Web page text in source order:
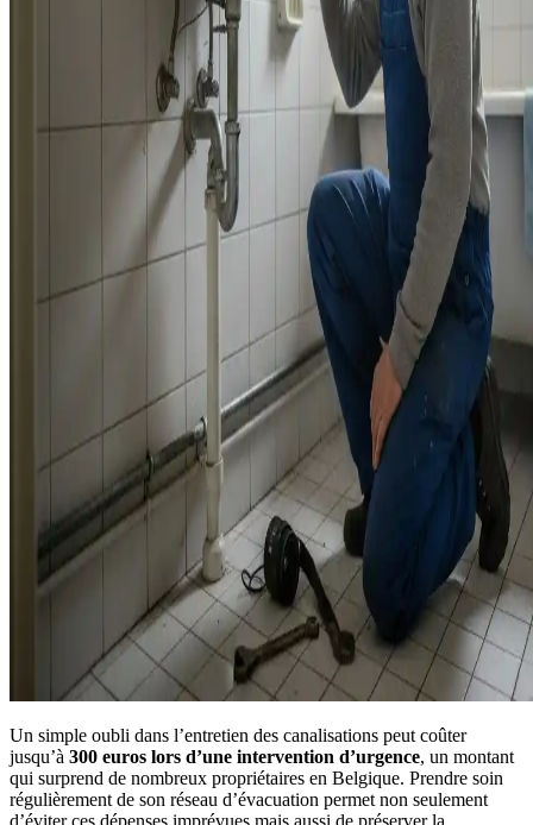
Un simple oubli dans l’entretien des canalisations peut coûter
jusqu’à 300 euros lors d’une intervention d’urgence, un montant
qui surprend de nombreux propriétaires en Belgique. Prendre soin
régulièrement de son réseau d’évacuation permet non seulement
d’éviter ces dépenses imprévues mais aussi de préserver la